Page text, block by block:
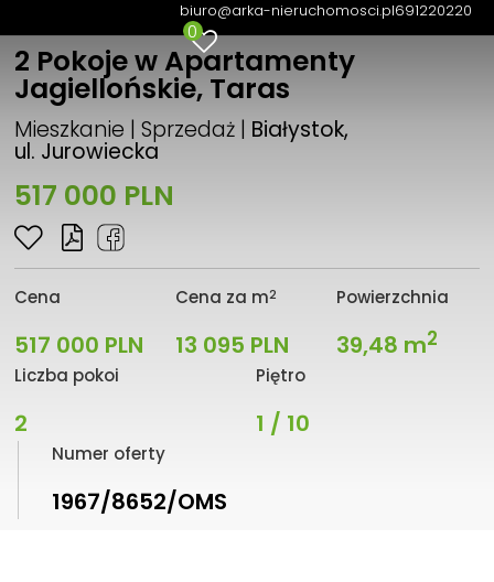
biuro@arka-nieruchomosci.pl691220220
0
2 Pokoje w Apartamenty
Jagiellońskie, Taras
Mieszkanie | Sprzedaż | Białystok,
ul. Jurowiecka
517 000 PLN
Cena
517 000 PLN
Cena za m2
13 095 PLN
Powierzchnia
39,48 m2
Liczba pokoi
2
Piętro
1 / 10
Numer oferty
1967/8652/OMS